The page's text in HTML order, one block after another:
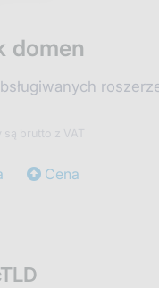
domen
są brutto z VAT
Cena